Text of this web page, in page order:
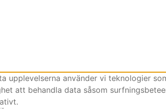
upplevelserna använder vi teknologier
att behandla data såsom